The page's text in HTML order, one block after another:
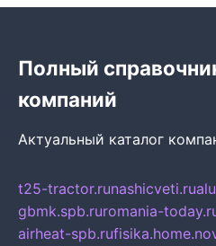
Полный
компаний
Актуальный каталог
t25-tractor.runashicveti.ru
gbmk.spb.ruromania-
airheat-spb.ru